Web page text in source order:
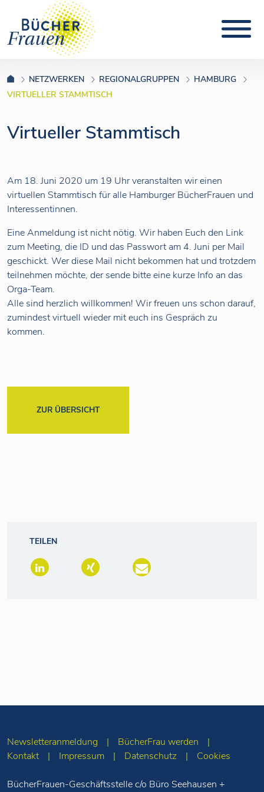
NETZWERKEN REGIONALGRUPPEN
HAMBURG
VIRTUELLER STAMMTISCH
Virtueller Stammtisch
Am 18. Juni 2020 um 19 Uhr veranstalten wir einen
virtuellen Stammtisch für alle Hamburger BücherFrauen und
Interessentinnen.
Eine Anmeldung ist nicht nötig. Wir haben Euch den Link
zum Meeting, die ID und das Passwort am 4. Juni per Mail
geschickt. Wer diese Mail nicht bekommen hat und trotzdem
teilnehmen möchte, der sende bitte eine kurze Info an das
Orga-Team.
Alle sind herzlich willkommen! Wir freuen uns schon darauf,
zumindest virtuell wieder mit euch ins Gespräch zu
kommen.
ZUR ÜBERSICHT
TEILEN
Newsletteranmeldung
BücherFrau werden
Kontakt
Impressum Datenschutz Cookies
BücherFrauen-Geschäftsstelle c/o Büro Seehausen +